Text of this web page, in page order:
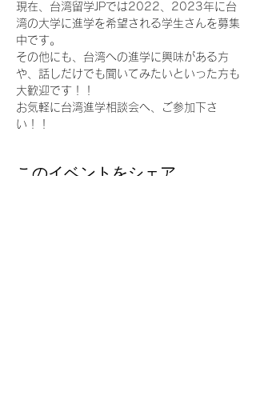
現在、台湾留学JPでは2022、2023年に台
湾の大学に進学を希望される学生さんを募集
中です。
その他にも、台湾への進学に興味がある方
や、話しだけでも聞いてみたいといった方も
大歓迎です！！
お気軽に台湾進学相談会へ、ご参加下さ
い！！
このイベントをシェア